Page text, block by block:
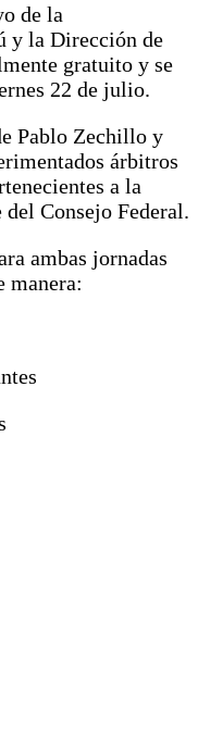
de la
y la Dirección de
gratuito y se
22 de julio.
Pablo Zechillo y
árbitros
a la
Consejo Federal.
ambas jornadas
manera: